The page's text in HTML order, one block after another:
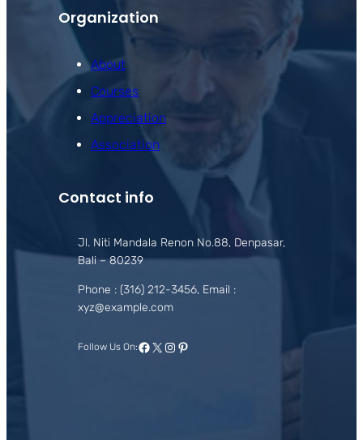
Organization
About
Courses
Appreciation
Association
Contact info
Jl. Niti Mandala Renon No.88, Denpasar,
Bali – 80239
Phone : (316) 212-3456, Email :
xyz@example.com
Follow Us On:Facebook
X Instagram
Pinterest